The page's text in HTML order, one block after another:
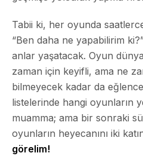
Tabii ki, her oyunda
“Ben daha ne yapabilirim
anlar yaşatacak. Oyun
zaman için keyifli, ama ne
bilmeyecek kadar da
listelerinde hangi oyunların
muamma; ama bir sonraki
oyunların heyecanını iki
görelim!